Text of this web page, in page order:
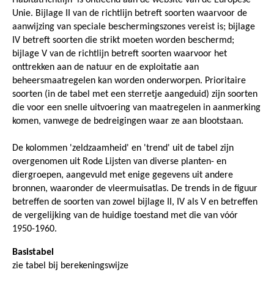
Unie. Bijlage II van de richtlijn betreft soorten waarvoor de
aanwijzing van speciale beschermingszones vereist is; bijlage
IV betreft soorten die strikt moeten worden beschermd;
bijlage V van de richtlijn betreft soorten waarvoor het
onttrekken aan de natuur en de exploitatie aan
beheersmaatregelen kan worden onderworpen. Prioritaire
soorten (in de tabel met een sterretje aangeduid) zijn soorten
die voor een snelle uitvoering van maatregelen in aanmerking
komen, vanwege de bedreigingen waar ze aan blootstaan.
De kolommen 'zeldzaamheid' en 'trend' uit de tabel zijn
overgenomen uit Rode Lijsten van diverse planten- en
diergroepen, aangevuld met enige gegevens uit andere
bronnen, waaronder de vleermuisatlas. De trends in de figuur
betreffen de soorten van zowel bijlage II, IV als V en betreffen
de vergelijking van de huidige toestand met die van vóór
1950-1960.
Basistabel
zie tabel bij berekeningswijze